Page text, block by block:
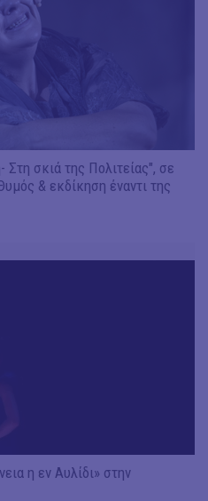
Στη σκιά της Πολιτείας", σε
& εκδίκηση έναντι της
η εν Αυλίδι» στην